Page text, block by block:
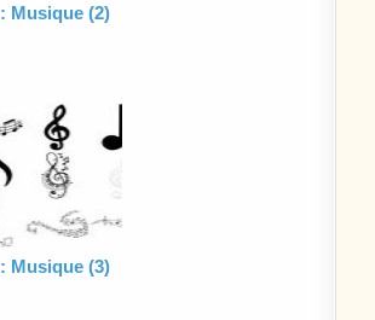
: Musique (2)
: Musique (3)